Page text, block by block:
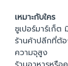
เหมาะกับใคร
ซูเปอร์มาร์เก็
ร้านค้าปลีกที่ต้
ความจุสูง